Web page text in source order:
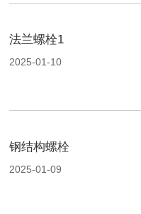
法兰螺栓1
2025-01-10
钢结构螺栓
2025-01-09